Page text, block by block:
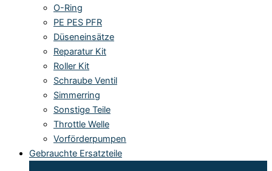
O-Ring
PE PES PFR
Düseneinsätze
Reparatur Kit
Roller Kit
Schraube Ventil
Simmerring
Sonstige Teile
Throttle Welle
Vorförderpumpen
Gebrauchte Ersatzteile